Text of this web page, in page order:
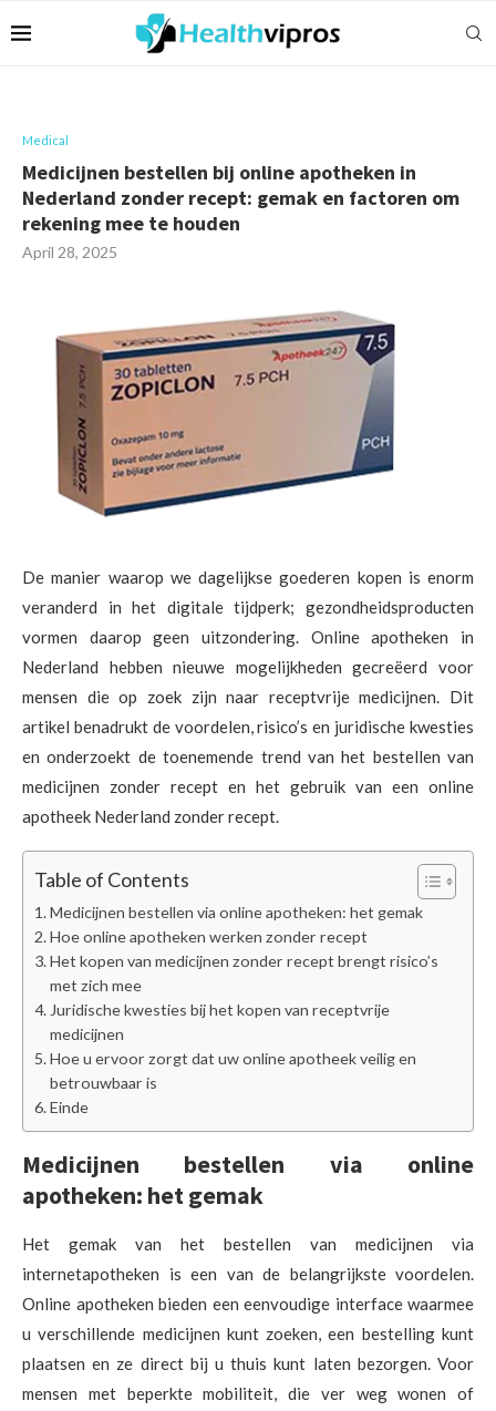
Medical
Medicijnen bestellen bij online apotheken in
Nederland zonder recept: gemak en factoren om
rekening mee te houden
April 28, 2025
De manier waarop we dagelijkse goederen kopen is enorm
veranderd in het digitale tijdperk; gezondheidsproducten
vormen daarop geen uitzondering. Online apotheken in
Nederland hebben nieuwe mogelijkheden gecreëerd voor
mensen die op zoek zijn naar receptvrije medicijnen. Dit
artikel benadrukt de voordelen, risico’s en juridische kwesties
en onderzoekt de toenemende trend van het bestellen van
medicijnen zonder recept en het gebruik van een online
apotheek Nederland zonder recept.
Table of Contents
Medicijnen bestellen via online apotheken: het gemak
Hoe online apotheken werken zonder recept
Het kopen van medicijnen zonder recept brengt risico’s
met zich mee
Juridische kwesties bij het kopen van receptvrije
medicijnen
Hoe u ervoor zorgt dat uw online apotheek veilig en
betrouwbaar is
Einde
Medicijnen bestellen via online
apotheken: het gemak
Het gemak van het bestellen van medicijnen via
internetapotheken is een van de belangrijkste voordelen.
Online apotheken bieden een eenvoudige interface waarmee
u verschillende medicijnen kunt zoeken, een bestelling kunt
plaatsen en ze direct bij u thuis kunt laten bezorgen. Voor
mensen met beperkte mobiliteit, die ver weg wonen of